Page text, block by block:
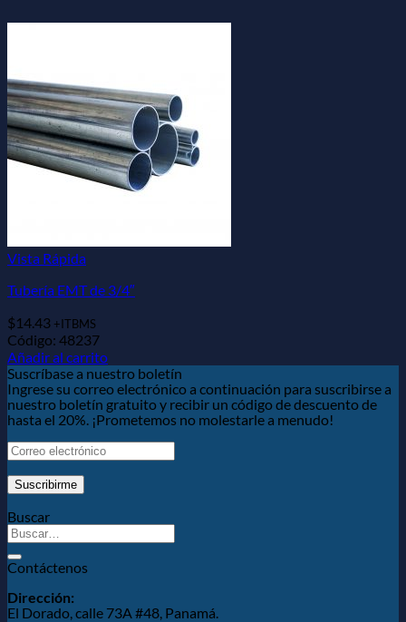
Vista Rápida
Tubería EMT de 3/4″
$14.43 +ITBMS
Código: 48237
Añadir al carrito
Suscríbase a nuestro boletín
Ingrese su correo electrónico a continuación para suscribirse a
nuestro boletín gratuito y recibir un código de descuento de
hasta el 20%. ¡Prometemos no molestarle a menudo!
Buscar
Contáctenos
Dirección:
El Dorado, calle 73A #48, Panamá.